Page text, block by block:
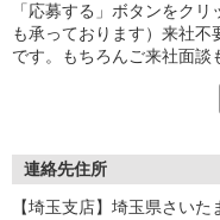
「応募する」ボタンをク
も承っております）来社
です。もちろんご来社面談
連絡先住所
【埼玉支店】埼玉県さい